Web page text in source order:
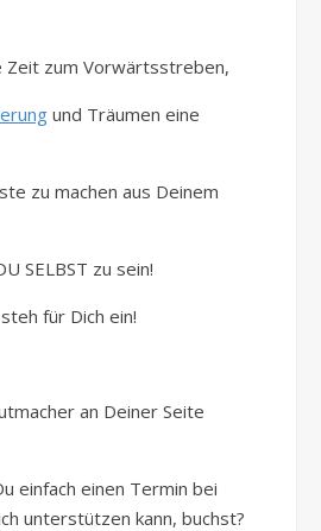
Zeit zum Vorwärtsstreben,
und Träumen eine
zu machen aus Deinem
SELBST zu sein!
für Dich ein!
an Deiner Seite
einfach einen Termin bei
unterstützen kann, buchst?